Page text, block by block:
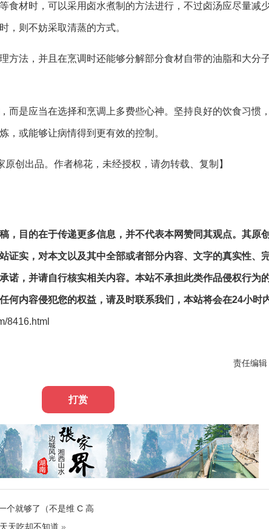
食材时，可以采用卤水煮制的方法进行，不过卤汤应尽量减
，则不妨采取清蒸的方式。
方法，并且在烹调时还能够分解部分食材自带的油脂和大分
而是应当在选择和烹调上多费些心神。坚持良好的饮食习惯
，或能够让病情得到更有效的控制。
原创出品。作者棉花，未经授权，请勿转载、复制】
，目的在于传递更多信息，并不代表本网赞同其观点。其原
证实，对本文以及其中全部或者部分内容、文字的真实性、
诺，并请自行核实相关内容。本站不承担此类作品侵权行为
何内容侵犯您的权益，请及时联系我们，本站将会在24小时
8416.html
责任编辑
打赏
个就够了（不是维 C 高
天吃却不知道 »